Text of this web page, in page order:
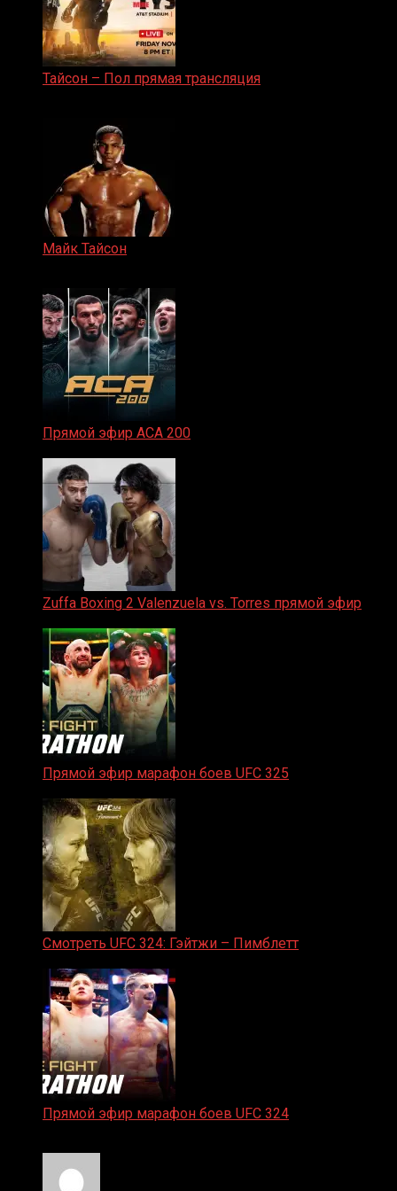
Тайсон – Пол прямая трансляция
Майк Тайсон
Прямой эфир ACA 200
Zuffa Boxing 2 Valenzuela vs. Torres прямой эфир
Прямой эфир марафон боев UFC 325
Смотреть UFC 324: Гэйтжи – Пимблетт
Прямой эфир марафон боев UFC 324